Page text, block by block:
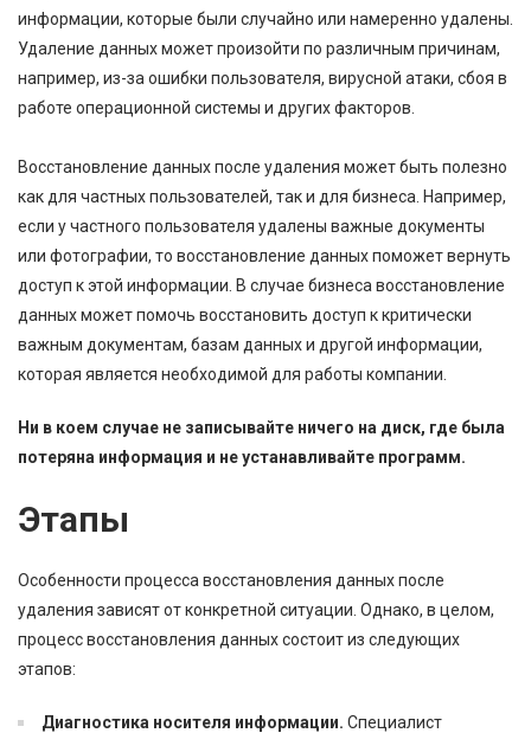
информации, которые были случайно или намеренно удалены.
Удаление данных может произойти по различным причинам,
например, из-за ошибки пользователя, вирусной атаки, сбоя в
работе операционной системы и других факторов.
Восстановление данных после удаления может быть полезно
как для частных пользователей, так и для бизнеса. Например,
если у частного пользователя удалены важные документы
или фотографии, то восстановление данных поможет вернуть
доступ к этой информации. В случае бизнеса восстановление
данных может помочь восстановить доступ к критически
важным документам, базам данных и другой информации,
которая является необходимой для работы компании.
Ни в коем случае не записывайте ничего на диск, где была
потеряна информация и не устанавливайте программ.
Этапы
Особенности процесса восстановления данных после
удаления зависят от конкретной ситуации. Однако, в целом,
процесс восстановления данных состоит из следующих
этапов:
Диагностика носителя информации. Специалист